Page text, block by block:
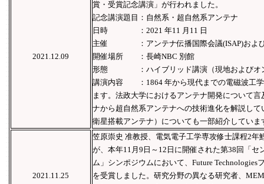
2021.12.09
賞・受賞記念講演」が行われました。
記念講演題目：自然系・超自然系アンテナ
日時 ：2021 年11 月11 日
主催 ：アンテナ伝播国際会議(ISAP)および
開催場所 ：⾧崎NBC 別館
形態 ：ハイブリッド講演（現地およびオ
講演内容 ：1864 年から現代までの電磁波工学
ます。法政大学におけるアンテナ開発について
ナから超自然系アンテナへの技術進化を解説し
衛星搭載アンテナ）についても一部紹介していま
2021.11.25
笠原崇史 准教授、電気電子工学専攻修士課程2年
が、本年11月9日～12日に開催された第38回「セ
ム」シンポジウムにおいて、Future
を受賞しました。研究分野の異なる研究者、